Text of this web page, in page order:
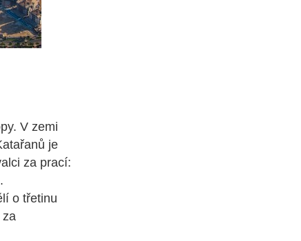
V zemi
je
za prací:
o třetinu
za